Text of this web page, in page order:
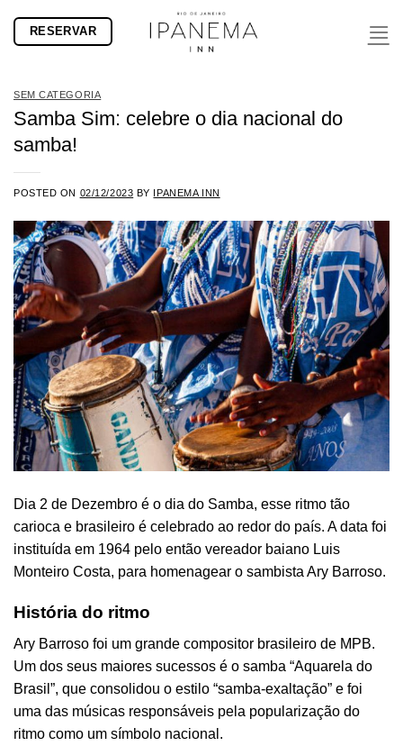
RESERVAR
SEM CATEGORIA
Samba Sim: celebre o dia nacional do
samba!
POSTED ON 02/12/2023 BY IPANEMA INN
Dia 2 de Dezembro é o dia do Samba, esse ritmo tão
carioca e brasileiro é celebrado ao redor do país. A data foi
instituída em 1964 pelo então vereador baiano Luis
Monteiro Costa, para homenagear o sambista Ary Barroso.
História do ritmo
Ary Barroso foi um grande compositor brasileiro de MPB.
Um dos seus maiores sucessos é o samba “Aquarela do
Brasil”, que consolidou o estilo “samba-exaltação” e foi
uma das músicas responsáveis pela popularização do
ritmo como um símbolo nacional.